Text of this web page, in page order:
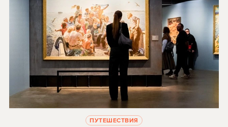
ПУТЕШЕСТВИЯ